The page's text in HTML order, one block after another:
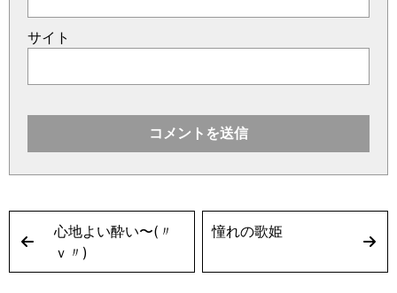
サイト
心地よい酔い〜(〃
ｖ〃)
憧れの歌姫